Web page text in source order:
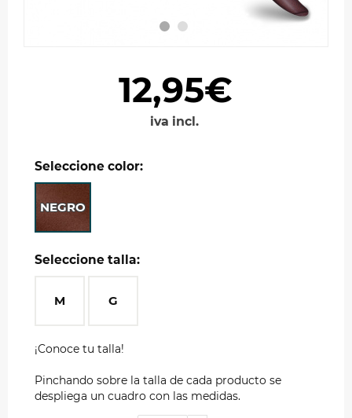
12,95€
iva incl.
Seleccione color:
NEGRO
Seleccione talla:
M G
¡Conoce tu talla!
Pinchando sobre la talla de cada producto se
despliega un cuadro con las medidas.